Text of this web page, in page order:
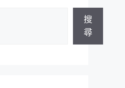
搜
尋